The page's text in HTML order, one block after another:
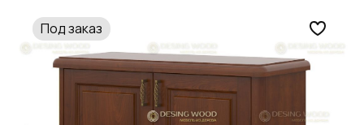
Под заказ